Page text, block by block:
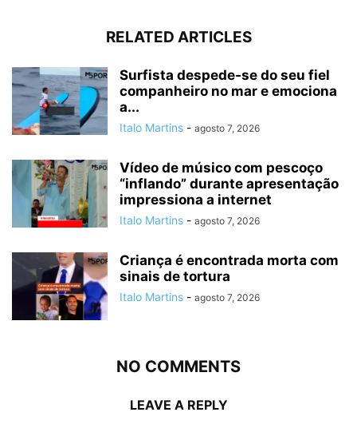
RELATED ARTICLES
Surfista despede-se do seu fiel
companheiro no mar e emociona
a...
Italo Martins - agosto 7, 2026
Vídeo de músico com pescoço
“inflando” durante apresentação
impressiona a internet
Italo Martins - agosto 7, 2026
Criança é encontrada morta com
sinais de tortura
Italo Martins - agosto 7, 2026
NO COMMENTS
LEAVE A REPLY